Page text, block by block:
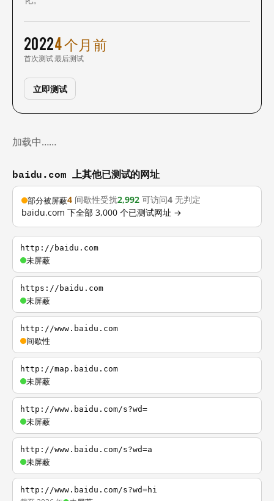
2022
首次测试
4 个月前
最后测试
立即测试
加载中……
baidu.com 上其他已测试的网址
部分被屏蔽4 间歇性受扰2,992 可访问4 无判定
baidu.com 下全部 3,000 个已测试网址 →
http://baidu.com
未屏蔽
https://baidu.com
未屏蔽
http://www.baidu.com
间歇性
http://map.baidu.com
未屏蔽
http://www.baidu.com/s?wd=
未屏蔽
http://www.baidu.com/s?wd=a
未屏蔽
http://www.baidu.com/s?wd=hi